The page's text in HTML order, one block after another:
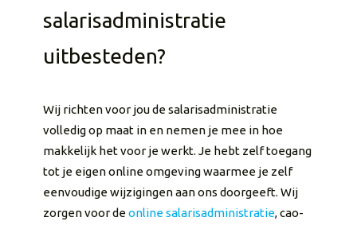
salarisadministratie
uitbesteden?
Wij richten voor jou de salarisadministratie
volledig op maat in en nemen je mee in hoe
makkelijk het voor je werkt. Je hebt zelf toegang
tot je eigen online omgeving waarmee je zelf
eenvoudige wijzigingen aan ons doorgeeft. Wij
zorgen voor deonline salarisadministratie, cao-